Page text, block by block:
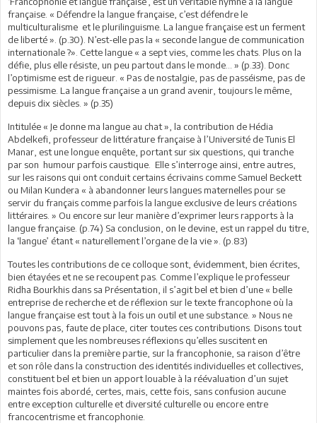
française. « Défendre la langue française, c’est défendre le
multiculturalisme et le plurilinguisme. La langue française est un ferment
de liberté ». (p.30). N’est-elle pas la « seconde langue de communication
internationale ?». Cette langue « a sept vies, comme les chats. Plus on la
défie, plus elle résiste, un peu partout dans le monde… » (p.33). Donc
l’optimisme est de rigueur. « Pas de nostalgie, pas de passéisme, pas de
pessimisme. La langue française a un grand avenir, toujours le même,
depuis dix siècles. » (p.35)
Intitulée « Je donne ma langue au chat », la contribution de Hédia
Abdelkefi, professeur de littérature française à l’Université de Tunis El
Manar, est une longue enquête, portant sur six questions, qui tranche
par son humour parfois caustique. Elle s’interroge ainsi, entre autres,
sur les raisons qui ont conduit certains écrivains comme Samuel Beckett
ou Milan Kundera « à abandonner leurs langues maternelles pour se
servir du français comme parfois la langue exclusive de leurs créations
littéraires. » Ou encore sur leur manière d’exprimer leurs rapports à la
langue française. (p.74) Sa conclusion, on le devine, est un rappel du titre,
la ‘langue’ étant « naturellement l’organe de la vie ». (p.83)
Toutes les contributions de ce colloque sont, évidemment, bien écrites,
bien étayées et ne se recoupent pas. Comme l’explique le professeur
Ridha Bourkhis dans sa Présentation, il s’agit bel et bien d’une « belle
entreprise de recherche et de réflexion sur le texte francophone où la
langue française est tout à la fois un outil et une substance. » Nous ne
pouvons pas, faute de place, citer toutes ces contributions. Disons tout
simplement que les nombreuses réflexions qu’elles suscitent en
particulier dans la première partie, sur la francophonie, sa raison d’être
et son rôle dans la construction des identités individuelles et collectives,
constituent bel et bien un apport louable à la réévaluation d’un sujet
maintes fois abordé, certes, mais, cette fois, sans confusion aucune
entre exception culturelle et diversité culturelle ou encore entre
francocentrisme et francophonie.